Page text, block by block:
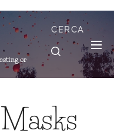
or
CERCA